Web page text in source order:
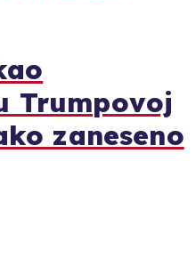
Trumpovoj
zaneseno